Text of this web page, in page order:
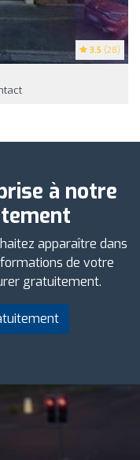
3.5 (28)
à notre
apparaître dans
de votre
gratuitement.